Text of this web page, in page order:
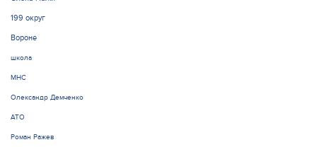
199 округ
Вороне
школа
МНС
Олександр Демченко
АТО
Роман Ражев